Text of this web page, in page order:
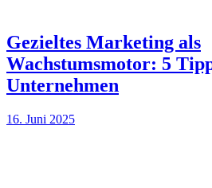
Gezieltes Marketing als
Wachstumsmotor: 5
Unternehmen
16. Juni 2025